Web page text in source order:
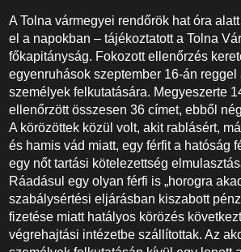
A Tolna vármegyei rendőrök hat óra
el a napokban – tájékoztatott a Tolna
főkapitányság. Fokozott ellenőrzés
egyenruhások szeptember 16-án reggel
személyek felkutatására. Megyeszerte
ellenőrzött összesen 36 címet, ebből
A körözöttek közül volt, akit rablásért,
és hamis vád miatt, egy férfit a hatóság
egy nőt tartási kötelezettség
Ráadásul egy olyan férfi is „horogra
szabálysértési eljárásban kiszabott
fizetése miatt hatályos körözés
végrehajtási intézetbe szállítottak. Az